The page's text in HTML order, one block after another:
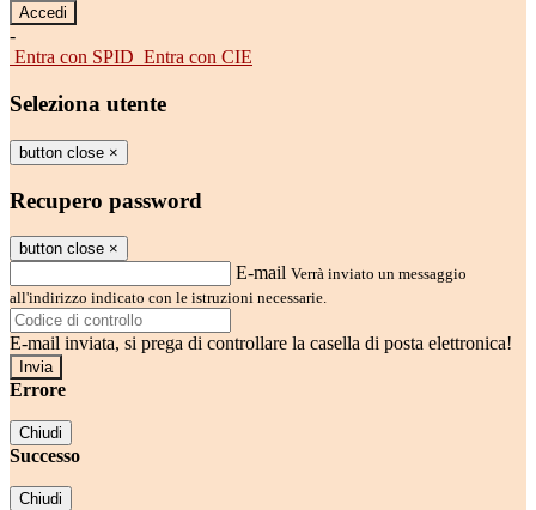
-
Entra con SPID Entra con CIE
Seleziona utente
button close ×
Recupero password
button close ×
E-mail Verrà inviato un messaggio
all'indirizzo indicato con le istruzioni necessarie.
E-mail inviata, si prega di controllare la casella di posta elettronica!
Errore
Chiudi
Successo
Chiudi